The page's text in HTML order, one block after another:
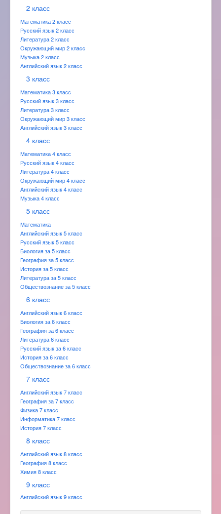
2 класс
Математика 2 класс
Русский язык 2 класс
Литература 2 класс
Окружающий мир 2 класс
Музыка 2 класс
Английский язык 2 класс
3 класс
Математика 3 класс
Русский язык 3 класс
Литература 3 класс
Окружающий мир 3 класс
Английский язык 3 класс
4 класс
Математика 4 класс
Русский язык 4 класс
Литература 4 класс
Окружающий мир 4 класс
Английский язык 4 класс
Музыка 4 класс
5 класс
Математика
Английский язык 5 класс
Русский язык 5 класс
Биология за 5 класс
География за 5 класс
История за 5 класс
Литература за 5 класс
Обществознание за 5 класс
6 класс
Английский язык 6 класс
Биология за 6 класс
География за 6 класс
Литература 6 класс
Русский язык за 6 класс
История за 6 класс
Обществознание за 6 класс
7 класс
Английский язык 7 класс
География за 7 класс
Физика 7 класс
Информатика 7 класс
История 7 класс
8 класс
Английский язык 8 класс
География 8 класс
Химия 8 класс
9 класс
Английский язык 9 класс